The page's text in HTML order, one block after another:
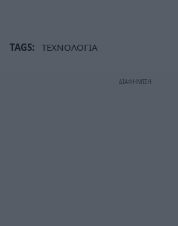
TAGS: ΤΕΧΝΟΛΟΓΙΑ